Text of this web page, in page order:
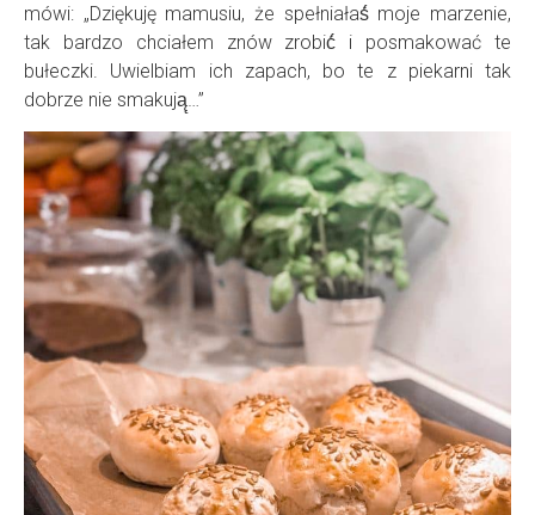
mówi: „Dziękuję mamusiu, że spełniałaś́ moje marzenie,
tak bardzo chciałem znów zrobić́ i posmakować te
bułeczki. Uwielbiam ich zapach, bo te z piekarni tak
dobrze nie smakują̨…”